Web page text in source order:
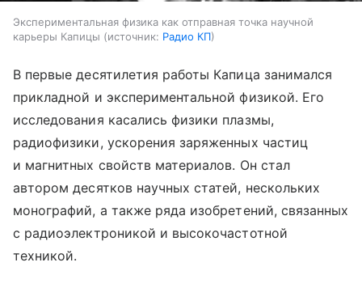
Экспериментальная физика как отправная точка научной
карьеры Капицы
источник: Радио КП
В первые десятилетия работы Капица занимался
прикладной и экспериментальной физикой. Его
исследования касались физики плазмы,
радиофизики, ускорения заряженных частиц
и магнитных свойств материалов. Он стал
автором десятков научных статей, нескольких
монографий, а также ряда изобретений, связанных
с радиоэлектроникой и высокочастотной
техникой.